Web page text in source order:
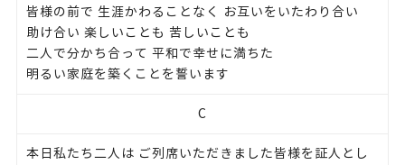
皆様の前で 生涯かわることなく お互いをいたわり合い
助け合い 楽しいことも 苦しいことも
二人で分かち合って 平和で幸せに満ちた
明るい家庭を築くことを誓います
C
本日私たち二人は ご列席いただきました皆様を証人とし